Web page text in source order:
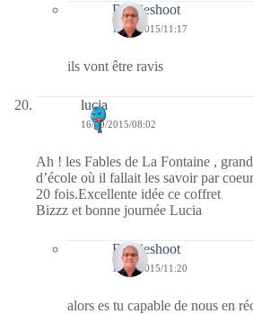
Bernieshoot
16/09/2015/11:17
ils vont être ravis
lucia
16/09/2015/08:02
Ah ! les Fables de La Fontaine ,
d’école où il fallait les savoir par
20 fois.Excellente idée ce coffret
Bizzz et bonne journée Lucia
Bernieshoot
16/09/2015/11:20
alors es tu capable de nous en